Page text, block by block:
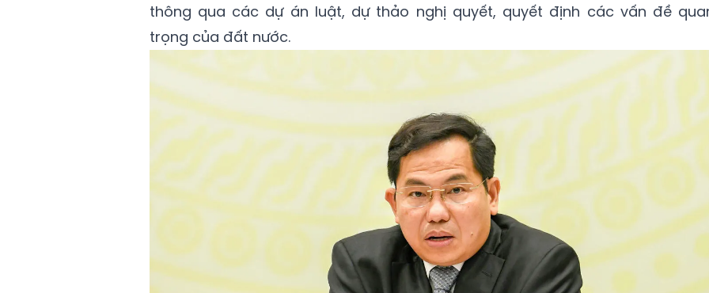
thông qua các dự án luật, dự thảo nghị quyết, quyết định các vấn đề
trọng của đất nước.